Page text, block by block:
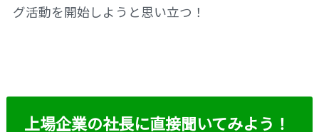
グ活動を開始しようと思い立つ！
上場企業の社長に直接聞いてみよう！